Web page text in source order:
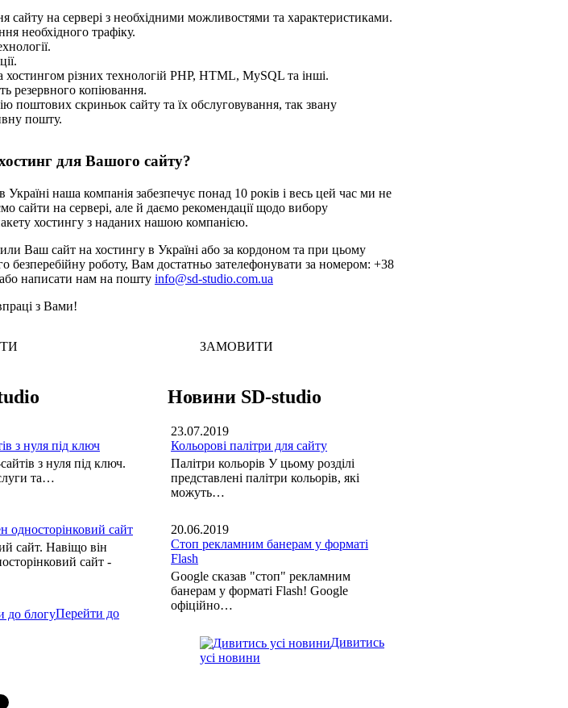
сайту на сервері з необхідними можливостями та характеристиками.
необхідного трафіку.
хостингом різних технологій PHP, HTML, MySQL та інші.
резервного копіювання.
поштових скриньок сайту та їх обслуговування, так звану
пошту.
для Вашого сайту?
Україні наша компанія забезпечує понад 10 років і весь цей час ми не
сайти на сервері, але й даємо рекомендації щодо вибору
хостингу з наданих нашою компанією.
Ваш сайт на хостингу в Україні або за кордоном та при цьому
безперебійну роботу, Вам достатньо зателефонувати за номером: +38
написати нам на пошту info@sd-studio.com.ua
з Вами!
ЗАМОВИТИ
з нуля під ключ
з нуля під ключ.
та…
односторінковий сайт
сайт. Навіщо він
сайт -
Перейти до
Новини SD-studio
23.07.2019
Кольорові палітри для сайту
Палітри кольорів У цьому розділі
представлені палітри кольорів, які
можуть…
20.06.2019
Стоп рекламним банерам у форматі
Flash
Google сказав "стоп" рекламним
банерам у форматі Flash! Google
офіційно…
Дивитись
усі новини